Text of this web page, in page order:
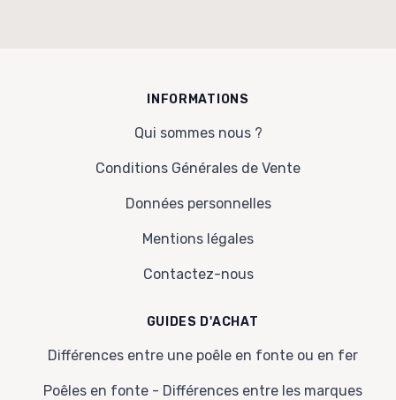
INFORMATIONS
Qui sommes nous ?
Conditions Générales de Vente
Données personnelles
Mentions légales
Contactez-nous
GUIDES D'ACHAT
Différences entre une poêle en fonte ou en fer
Poêles en fonte - Différences entre les marques